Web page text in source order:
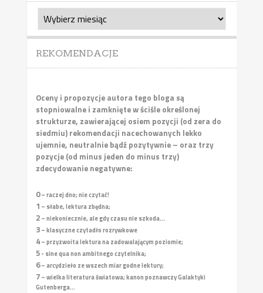
Recenzje
archiwalne
REKOMENDACJE
Oceny i propozycje autora tego bloga są
stopniowalne i zamknięte w ściśle określonej
strukturze, zawierającej osiem pozycji (od zera do
siedmiu) rekomendacji nacechowanych lekko
ujemnie, neutralnie bądź pozytywnie – oraz trzy
pozycje (od minus jeden do minus trzy)
zdecydowanie negatywne:
0– raczej dno; nie czytać!
1 – słabe, lektura zbędna;
2– niekoniecznie, ale gdy czasu nie szkoda...
3– klasyczne czytadło rozrywkowe
4– przyzwoita lektura na zadowalającym poziomie;
5- sine qua non ambitnego czytelnika;
6– arcydzieło ze wszech miar godne lektury;
7– wielka literatura światowa; kanon poznawczy Galaktyki
Gutenberga...